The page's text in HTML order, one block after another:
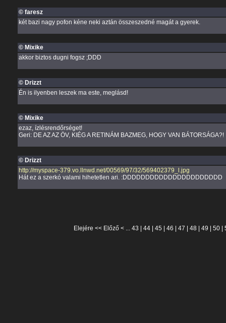
© faresz
két bazi nagy pofon kéne neki aztán összeszedné magát a gyerek.
© Mixike
akkor biztos dugni fogsz ;DDD
© Drizzt
Én is ilyenben leszek ma este, meglásd!
© Mixike
ezaz, ízlésrendőrséget!
Geri: DE AZ AZ ÖV, KIÉG A RETINÁM BAZMEG, HOGY VAN BÁTORSÁGA?!
© Drizzt
http://myspace-379.vo.llnwd.net/00569/97/32/569402379_l.jpg
Hát ez a szerkó valami hihetetlen ari. :DDDDDDDDDDDDDDDDDDDDDD
Elejére << Előző< ... 43 44| 45 46 47 48| 49 50|